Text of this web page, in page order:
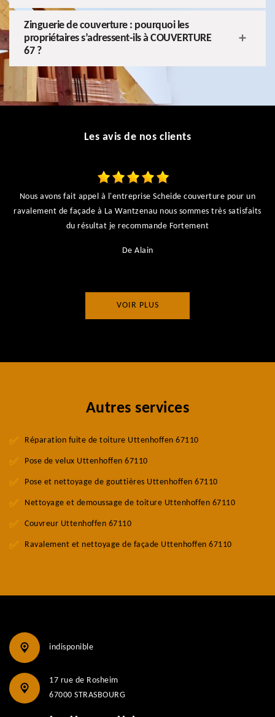
Zinguerie de couverture : pourquoi les
propriétaires s’adressent-ils à COUVERTURE
67 ?
Les avis de nos clients
Nous avons fait appel à l'entreprise Scheide couverture pour un
ravalement de façade à La Wantzenau nous sommes très satisfaits
du résultat je recommande Fortement
De Alain
VOIR PLUS
Autres services
Réparation fuite de toiture Uttenhoffen 67110
Pose de velux Uttenhoffen 67110
Pose et nettoyage de gouttières Uttenhoffen 67110
Nettoyage et demoussage de toiture Uttenhoffen 67110
Couvreur Uttenhoffen 67110
Ravalement et nettoyage de façade Uttenhoffen 67110
indisponible
17 rue de Rosheim
67000 STRASBOURG